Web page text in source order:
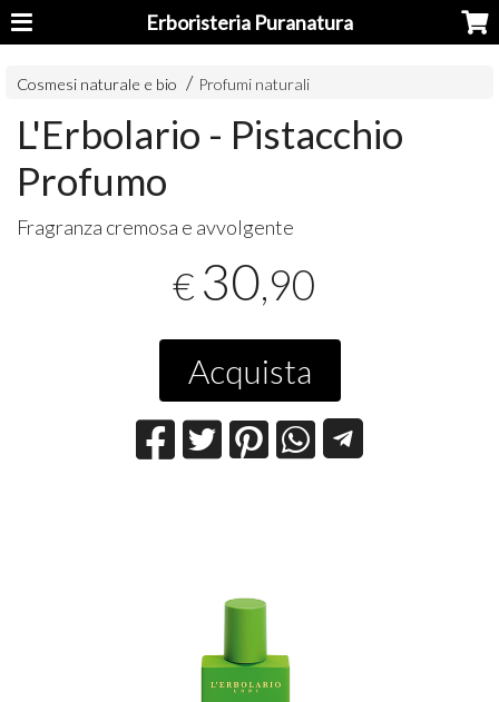
Erboristeria Puranatura
Cosmesi naturale e bio Profumi naturali
L'Erbolario - Pistacchio
Profumo
Fragranza cremosa e avvolgente
€ 30,90
Acquista